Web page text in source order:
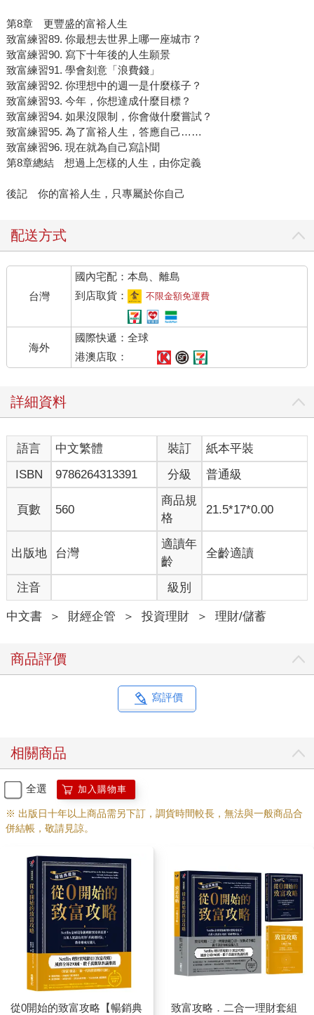
第8章 更豐盛的富裕人生
致富練習89. 你最想去世界上哪一座城市？
致富練習90. 寫下十年後的人生願景
致富練習91. 學會刻意「浪費錢」
致富練習92. 你理想中的週一是什麼樣子？
致富練習93. 今年，你想達成什麼目標？
致富練習94. 如果沒限制，你會做什麼嘗試？
致富練習95. 為了富裕人生，答應自己……
致富練習96. 現在就為自己寫訃聞
第8章總結 想過上怎樣的人生，由你定義
後記 你的富裕人生，只專屬於你自己
配送方式
台灣
國內宅配：本島、離島
到店取貨：
不限金額免運費
海外
國際快遞：全球
港澳店取：
詳細資料
語言 中文繁體 裝訂
紙本平裝
ISBN
9786264313391 分級 普通級
頁數 560
商品規
格
21.5*17*0.00
出版地 台灣
適讀年
齡
全齡適讀
注音 級別
中文書 ＞ 財經企管 ＞ 投資理財 ＞ 理財/儲蓄
商品評價
寫評價
相關商品
全選 加入購物車
※ 出版日十年以上商品需另下訂，調貨時間較長，無法與一般商品合
併結帳，敬請見諒。
從0開始的致富攻略【暢銷典
致富攻略．二合一理財套組